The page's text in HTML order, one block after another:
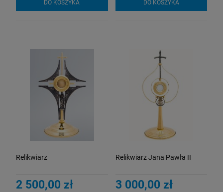
DO KOSZYKA DO KOSZYKA
Relikwiarz
2 500,00 zł
Relikwiarz Jana Pawła II
3 000,00 zł